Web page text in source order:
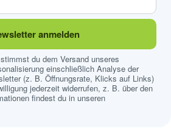
anmelden
du dem Versand unseres
einschließlich Analyse der
(z. B. Öffnungsrate, Klicks auf Links)
jederzeit widerrufen, z. B. über den
findest du in unseren